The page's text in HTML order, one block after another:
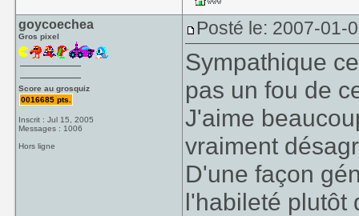
goycoechea
Gros pixel
Score au grosquiz
0016685 pts.
Inscrit : Jul 15, 2005
Messages : 1006
Hors ligne
Posté le: 2007-01-
Sympathique
pas un fou de
J'aime
vraiment
D'une façon
l'habileté plutôt